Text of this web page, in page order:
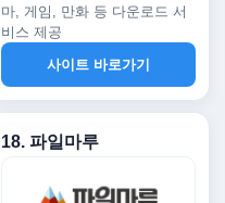
마, 게임, 만화 등 다운로드 서
비스 제공
사이트 바로가기
18. 파일마루